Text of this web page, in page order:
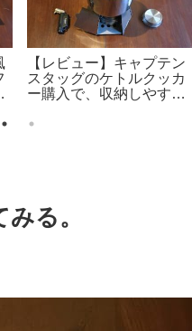
【レビュー】キャプテン
スタッグのケトルクッカ
ー購入で、収納しやすく
る。